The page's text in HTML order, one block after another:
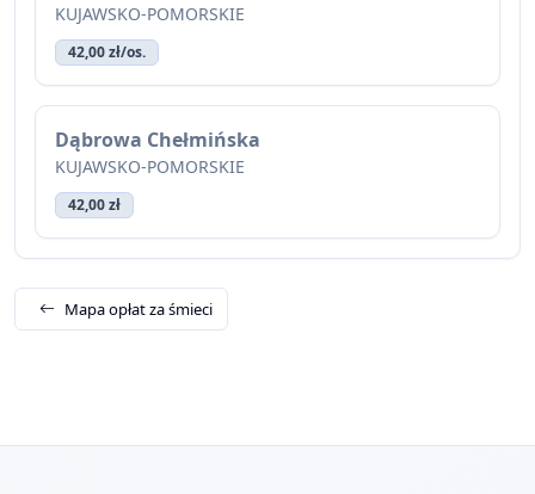
KUJAWSKO-POMORSKIE
42,00 zł/os.
Dąbrowa Chełmińska
KUJAWSKO-POMORSKIE
42,00 zł
Mapa opłat za śmieci